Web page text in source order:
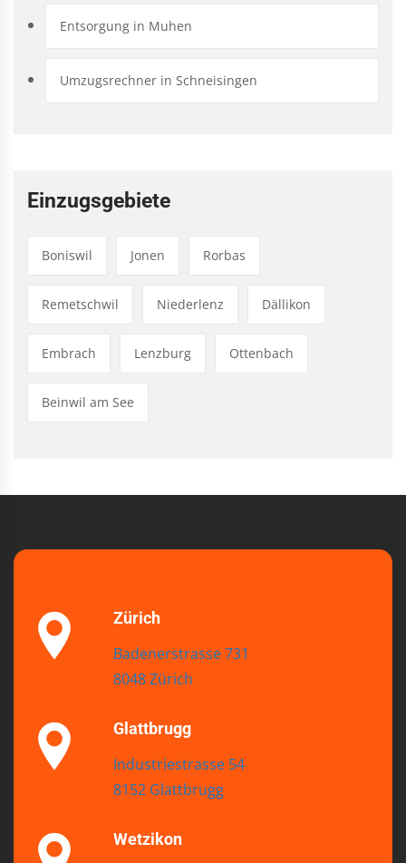
Entsorgung in Muhen
Umzugsrechner in Schneisingen
Einzugsgebiete
Boniswil Jonen Rorbas
Remetschwil Niederlenz Dällikon
Embrach Lenzburg Ottenbach
Beinwil am See
Zürich
Badenerstrasse 731
8048 Zürich
Glattbrugg
Industriestrasse 54
8152 Glattbrugg
Wetzikon